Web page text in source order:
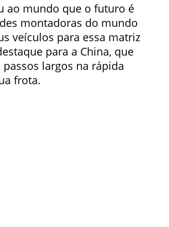
ao mundo que o futuro é
montadoras do mundo
veículos para essa matriz
para a China, que
passos largos na rápida
frota.